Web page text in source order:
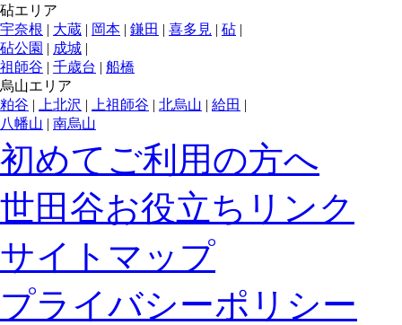
砧エリア
宇奈根 | 大蔵 | 岡本 | 鎌田 | 喜多見 | 砧 |
砧公園 | 成城 |
祖師谷 | 千歳台 | 船橋
烏山エリア
粕谷 | 上北沢 | 上祖師谷 | 北烏山 | 給田 |
八幡山 | 南烏山
初めてご利用の方へ
世田谷お役立ちリンク
サイトマップ
プライバシーポリシー